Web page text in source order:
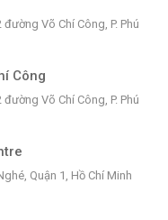
Võ Chí Công, P. Phú
Công
Võ Chí Công, P. Phú
Quận 1, Hồ Chí Minh